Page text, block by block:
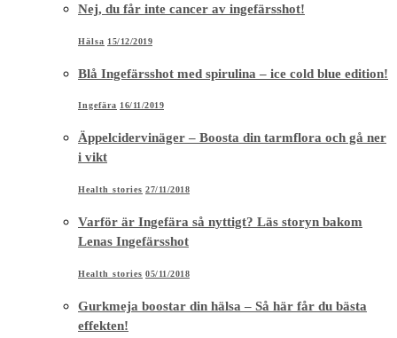
Nej, du får inte cancer av ingefärsshot!
Hälsa 15/12/2019
Blå Ingefärsshot med spirulina – ice cold blue edition!
Ingefära 16/11/2019
Äppelcidervinäger – Boosta din tarmflora och gå ner
i vikt
Health stories 27/11/2018
Varför är Ingefära så nyttigt? Läs storyn bakom
Lenas Ingefärsshot
Health stories 05/11/2018
Gurkmeja boostar din hälsa – Så här får du bästa
effekten!